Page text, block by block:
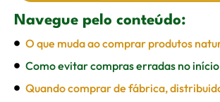
Navegue pelo conteúdo:
O que muda ao comprar produtos
Como evitar compras erradas no início
Quando comprar de fábrica,